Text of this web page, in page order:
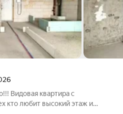
Видовая квартира с
кто любит высокий этаж и